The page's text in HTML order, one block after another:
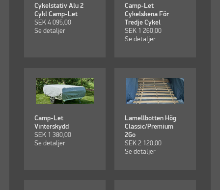
Cykelstativ Alu 2
Cykl Camp-Let
SEK 4 095,00
Se detaljer
Camp-Let
Cykelskena För
Tredje Cykel
SEK 1 260,00
Se detaljer
Camp-Let
Vinterskydd
SEK 1 380,00
Se detaljer
Lamellbotten Hög
Classic/Premium
2Go
SEK 2 120,00
Se detaljer